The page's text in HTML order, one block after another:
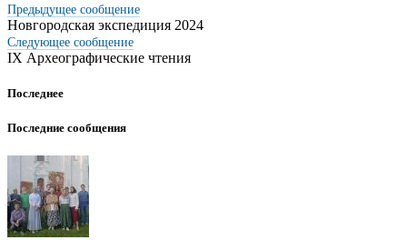
Предыдущее сообщение
Новгородская экспедиция 2024
Следующее сообщение
IX Археографические чтения
Последнее
Последние сообщения